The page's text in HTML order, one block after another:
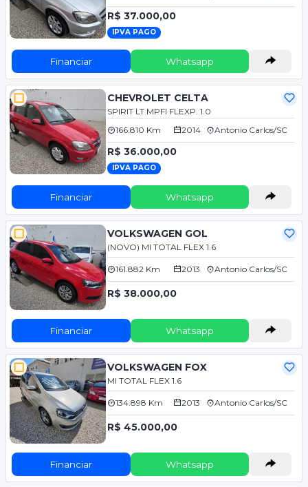
R$ 37.000,00
IPVA PAGO
Financiar Whatsapp
CHEVROLET CELTA
SPIRIT LT MPFI FLEXP. 1.0
166.810 Km
2014 Antonio Carlos/SC
R$ 36.000,00
IPVA PAGO
Financiar Whatsapp
VOLKSWAGEN GOL
(NOVO) MI TOTAL FLEX 1.6
161.882 Km 2013 Antonio Carlos/SC
R$ 38.000,00
Financiar Whatsapp
VOLKSWAGEN FOX
MI TOTAL FLEX 1.6
134.898 Km 2013 Antonio Carlos/SC
R$ 45.000,00
Financiar Whatsapp